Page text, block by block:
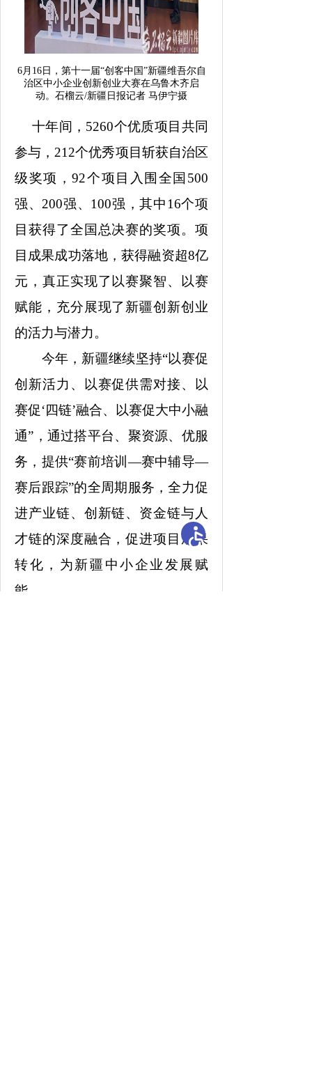
6月16日，第十一届“创客中国”新疆维吾尔自
治区中小企业创新创业大赛在乌鲁木齐启
动。石榴云/新疆日报记者 马伊宁摄
十年间，5260个优质项目共同
参与，212个优秀项目斩获自治区
级奖项，92个项目入围全国500
强、200强、100强，其中16个项
目获得了全国总决赛的奖项。项
目成果成功落地，获得融资超8亿
元，真正实现了以赛聚智、以赛
赋能，充分展现了新疆创新创业
的活力与潜力。
今年，新疆继续坚持“以赛促
创新活力、以赛促供需对接、以
赛促‘四链’融合、以赛促大中小融
通”，通过搭平台、聚资源、优服
务，提供“赛前培训—赛中辅导—
赛后跟踪”的全周期服务，全力促
进产业链、创新链、资金链与人
才链的深度融合，促进项目成果
转化，为新疆中小企业发展赋
能。